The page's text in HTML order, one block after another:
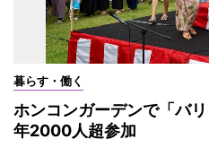
暮らす・働く
ホンコンガーデンで「バ
年2000人超参加